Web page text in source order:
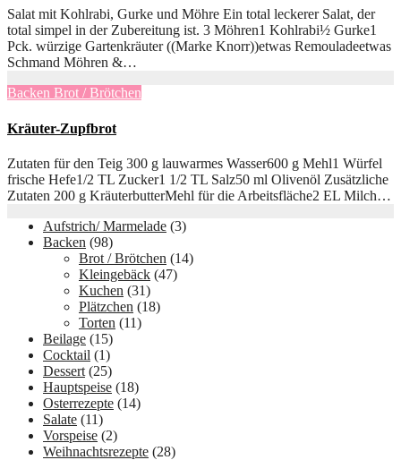
Salat mit Kohlrabi, Gurke und Möhre Ein total leckerer Salat, der
total simpel in der Zubereitung ist. 3 Möhren1 Kohlrabi½ Gurke1
Pck. würzige Gartenkräuter ((Marke Knorr))etwas Remouladeetwas
Schmand Möhren &…
Backen Brot / Brötchen
Kräuter-Zupfbrot
Zutaten für den Teig 300 g lauwarmes Wasser600 g Mehl1 Würfel
frische Hefe1/2 TL Zucker1 1/2 TL Salz50 ml Olivenöl Zusätzliche
Zutaten 200 g KräuterbutterMehl für die Arbeitsfläche2 EL Milch…
Aufstrich/ Marmelade (3)
Backen (98)
Brot / Brötchen (14)
Kleingebäck (47)
Kuchen (31)
Plätzchen (18)
Torten (11)
Beilage (15)
Cocktail (1)
Dessert (25)
Hauptspeise (18)
Osterrezepte (14)
Salate (11)
Vorspeise (2)
Weihnachtsrezepte (28)